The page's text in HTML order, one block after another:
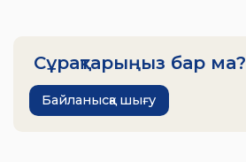
Сұрақтарыңыз бар ма?
Байланысқа шығу